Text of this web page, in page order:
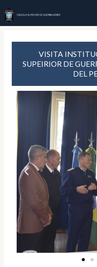
al
VISITA
SUPEIRIOR DE
DEL